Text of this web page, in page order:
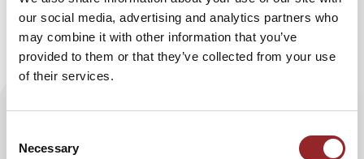
our social media, advertising and analytics partners who
may combine it with other information that you’ve
provided to them or that they’ve collected from your use
of their services.
Selection
Necessary